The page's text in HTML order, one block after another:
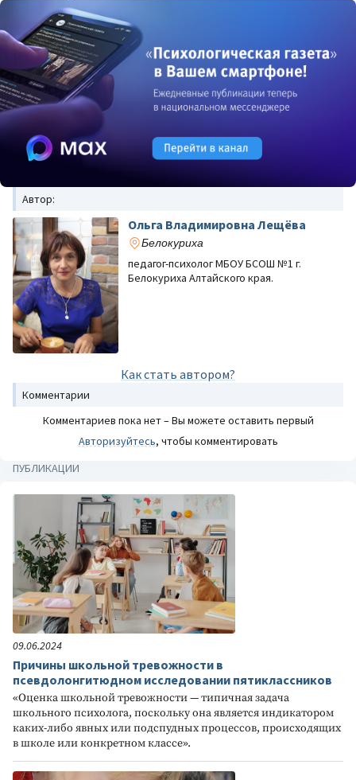
Автор:
Ольга Владимировна Лещёва
Белокуриха
педагог-психолог МБОУ БСОШ №1 г.
Белокуриха Алтайского края.
Как стать автором?
Комментарии
Комментариев пока нет – Вы можете оставить первый
Авторизуйтесь, чтобы комментировать
ПУБЛИКАЦИИ
09.06.2024
Причины школьной тревожности в
псевдолонгитюдном исследовании пятиклассников
«Оценка школьной тревожности — типичная задача
школьного психолога, поскольку она является индикатором
каких-либо явных или подспудных процессов, происходящих
в школе или конкретном классе».